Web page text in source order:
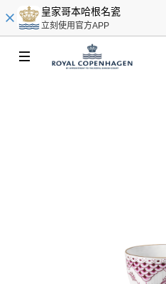
皇家哥本哈根名瓷
立刻使用官方APP